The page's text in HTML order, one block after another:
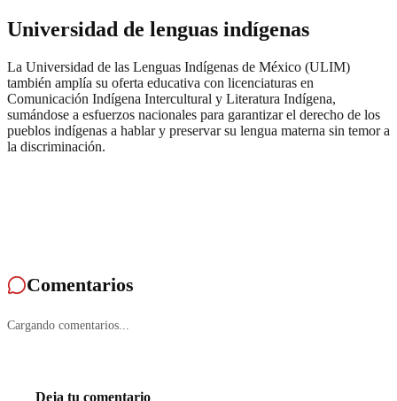
Universidad de lenguas indígenas
La Universidad de las Lenguas Indígenas de México (ULIM)
también amplía su oferta educativa con licenciaturas en
Comunicación Indígena Intercultural y Literatura Indígena,
sumándose a esfuerzos nacionales para garantizar el derecho de los
pueblos indígenas a hablar y preservar su lengua materna sin temor a
la discriminación.
Comentarios
Cargando comentarios...
Deja tu comentario